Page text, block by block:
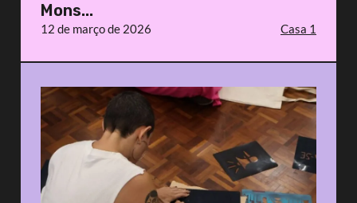
Mons...
12 de março de 2026 Casa 1